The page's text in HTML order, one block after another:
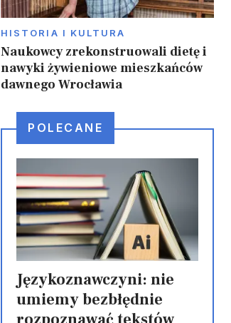
HISTORIA I KULTURA
Naukowcy zrekonstruowali dietę i
nawyki żywieniowe mieszkańców
dawnego Wrocławia
POLECANE
Językoznawczyni: nie
umiemy bezbłędnie